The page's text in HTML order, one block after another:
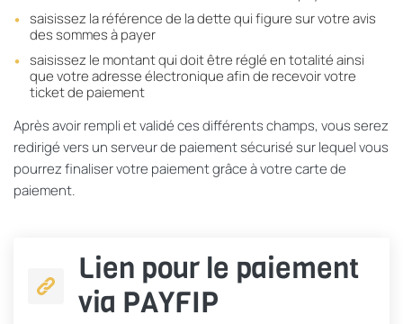
saisissez la référence de la dette qui figure sur votre avis
des sommes à payer
saisissez le montant qui doit être réglé en totalité ainsi
que votre adresse électronique afin de recevoir votre
ticket de paiement
Après avoir rempli et validé ces différents champs, vous serez
redirigé vers un serveur de paiement sécurisé sur lequel vous
pourrez finaliser votre paiement grâce à votre carte de
paiement.
Lien pour le paiement
via PAYFIP